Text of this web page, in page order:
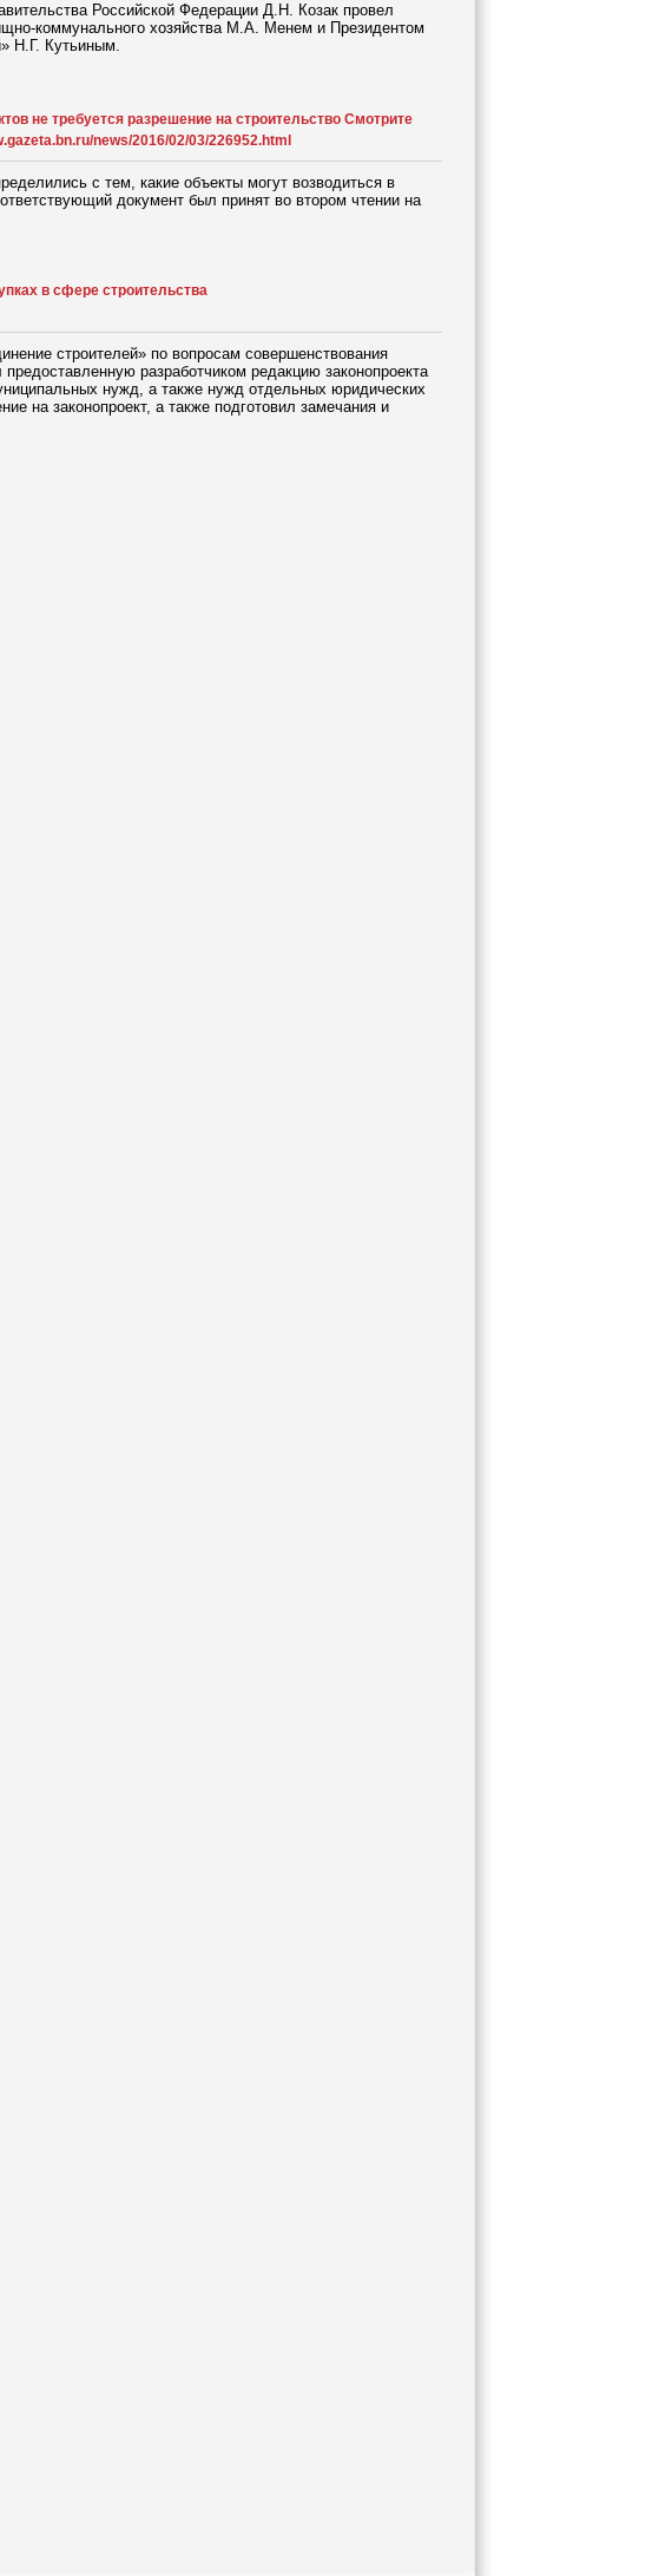
Российской Федерации Д.Н. Козак провел
коммунального хозяйства М.А. Менем и Президентом
Н.Г. Кутьиным.
не требуется разрешение на строительство Смотрите
news/2016/02/03/226952.html
с тем, какие объекты могут возводиться в
документ был принят во втором чтении на
в сфере строительства
строителей» по вопросам совершенствования
разработчиком редакцию законопроекта
нужд, а также нужд отдельных юридических
на законопроект, а также подготовил замечания и